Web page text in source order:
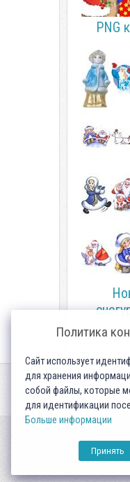
PNG
Политика
Сайт использует
для хранения
собой файлы, которые
для идентификации
Больше информации
Принять